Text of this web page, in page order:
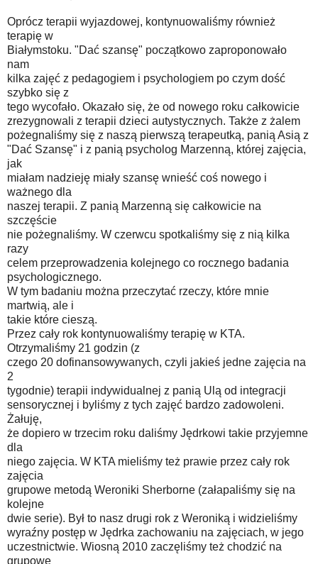
Oprócz terapii wyjazdowej, kontynuowaliśmy również
terapię w
Białymstoku. "Dać szansę" początkowo zaproponowało
nam
kilka zajęć z pedagogiem i psychologiem po czym dość
szybko się z
tego wycofało. Okazało się, że od nowego roku całkowicie
zrezygnowali z terapii dzieci autystycznych. Także z żalem
pożegnaliśmy się z naszą pierwszą terapeutką, panią Asią z
"Dać Szansę" i z panią psycholog Marzenną, której zajęcia,
jak
miałam nadzieję miały szansę wnieść coś nowego i
ważnego dla
naszej terapii. Z panią Marzenną się całkowicie na
szczęście
nie pożegnaliśmy. W czerwcu spotkaliśmy się z nią kilka
razy
celem przeprowadzenia kolejnego co rocznego badania
psychologicznego.
W tym badaniu można przeczytać rzeczy, które mnie
martwią, ale i
takie które cieszą.
Przez cały rok kontynuowaliśmy terapię w KTA.
Otrzymaliśmy 21 godzin (z
czego 20 dofinansowywanych, czyli jakieś jedne zajęcia na
2
tygodnie) terapii indywidualnej z panią Ulą od integracji
sensorycznej i byliśmy z tych zajęć bardzo zadowoleni.
Żałuję,
że dopiero w trzecim roku daliśmy Jędrkowi takie przyjemne
dla
niego zajęcia. W KTA mieliśmy też prawie przez cały rok
zajęcia
grupowe metodą Weroniki Sherborne (załapaliśmy się na
kolejne
dwie serie). Był to nasz drugi rok z Weroniką i widzieliśmy
wyraźny postęp w Jędrka zachowaniu na zajęciach, w jego
uczestnictwie. Wiosną 2010 zaczęliśmy też chodzić na
grupowe